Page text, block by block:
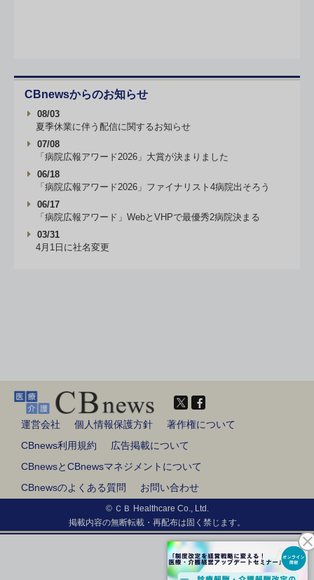
CBnewsからのお知らせ
08/03
夏季休業に伴う配信に関するお知らせ
07/08
「病院広報アワード2026」大賞が決まりました
06/18
「病院広報アワード2026」ファイナリスト4病院出そろう
06/17
「病院広報アワード」WebとVHPで最優秀2病院決まる
03/31
4月1日に社名変更
運営会社 個人情報保護方針
著作権について
CBnews利用規約
広告掲載について
CBnewsとCBnewsマネジメントについて
CBnewsのよくある質問
お問い合わせ
© ＣＢ Healthcare Co., Ltd.
掲載内容の無断転載・再配布は固く禁じます。